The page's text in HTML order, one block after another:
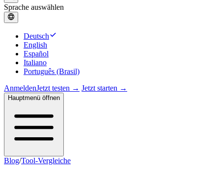
Sprache auswählen
Deutsch
English
Español
Italiano
Português (Brasil)
AnmeldenJetzt testen → Jetzt starten →
Hauptmenü öffnen
Blog/Tool-Vergleiche